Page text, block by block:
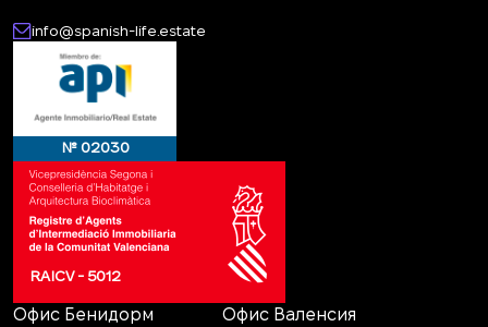
info@spanish-life.estate
№ 02030
RAICV - 5012
Офис Бенидорм Офис Валенсия